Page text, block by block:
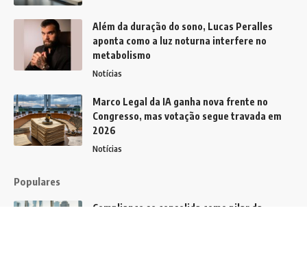
Além da duração do sono, Lucas Peralles
aponta como a luz noturna interfere no
metabolismo
Notícias
Marco Legal da IA ganha nova frente no
Congresso, mas votação segue travada em
2026
Notícias
Populares
Compliance se consolida como pilar da